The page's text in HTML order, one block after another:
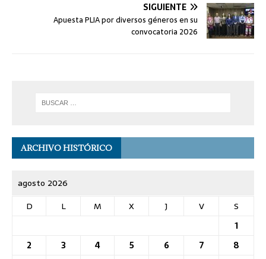
SIGUIENTE
Apuesta PLIA por diversos géneros en su
convocatoria 2026
ARCHIVO HISTÓRICO
agosto 2026
D
L M X J V
S
1
2
3 4 5 6 7
8